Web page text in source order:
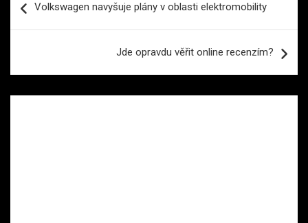
pro
Volkswagen navyšuje plány v oblasti elektromobility
Jde opravdu věřit online recenzím?